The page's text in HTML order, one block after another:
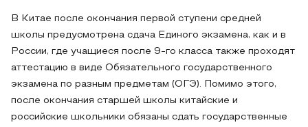
В Китае после окончания первой ступени средней
школы предусмотрена сдача Единого экзамена, как и в
России, где учащиеся после 9-го класса также проходят
аттестацию в виде Обязательного государственного
экзамена по разным предметам (ОГЭ). Помимо этого,
после окончания старшей школы китайские и
российские школьники обязаны сдать государственные